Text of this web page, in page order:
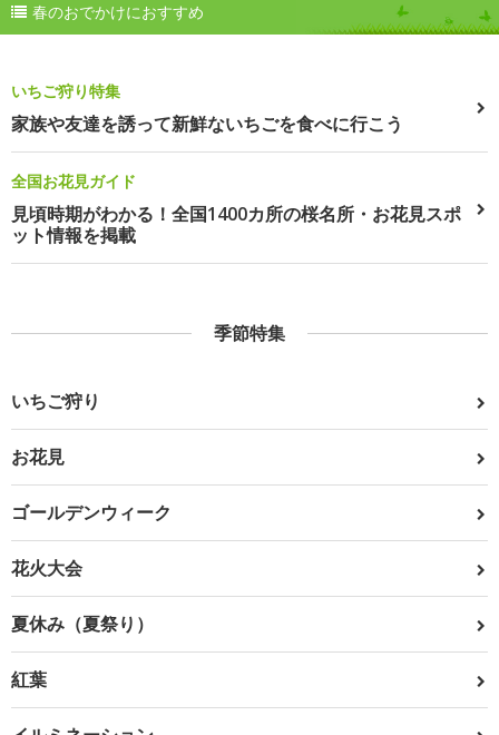
春のおでかけにおすすめ
いちご狩り特集
家族や友達を誘って新鮮ないちごを食べに行こう
全国お花見ガイド
見頃時期がわかる！全国1400カ所の桜名所・お花見スポ
ット情報を掲載
季節特集
いちご狩り
お花見
ゴールデンウィーク
花火大会
夏休み（夏祭り）
紅葉